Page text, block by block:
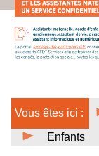
Vous êtes ici :
Enfants